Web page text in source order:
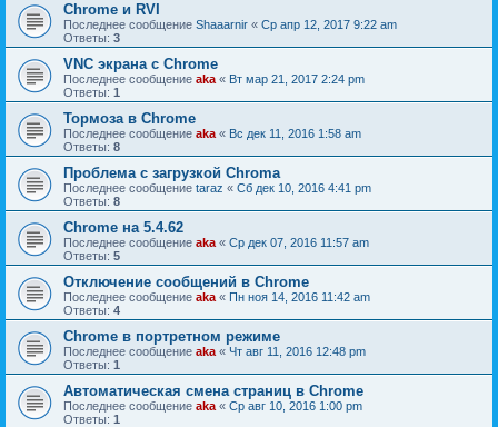
Chrome и RVI
Последнее сообщение Shaaarnir « Ср апр 12, 2017 9:22 am
Ответы: 3
VNC экрана с Chrome
Последнее сообщение aka « Вт мар 21, 2017 2:24 pm
Ответы: 1
Тормоза в Chrome
Последнее сообщение aka « Вс дек 11, 2016 1:58 am
Ответы: 8
Проблема с загрузкой Chroma
Последнее сообщение taraz « Сб дек 10, 2016 4:41 pm
Ответы: 8
Chrome на 5.4.62
Последнее сообщение aka « Ср дек 07, 2016 11:57 am
Ответы: 5
Отключение сообщений в Chrome
Последнее сообщение aka « Пн ноя 14, 2016 11:42 am
Ответы: 4
Chrome в портретном режиме
Последнее сообщение aka « Чт авг 11, 2016 12:48 pm
Ответы: 1
Автоматическая смена страниц в Chrome
Последнее сообщение aka « Ср авг 10, 2016 1:00 pm
Ответы: 1